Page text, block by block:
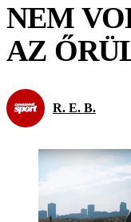
NEM
AZ
R. E. B.